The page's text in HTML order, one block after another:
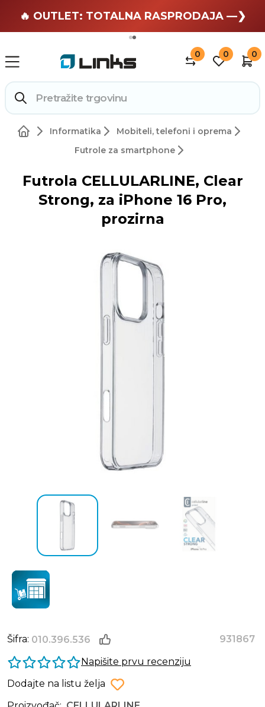
🏄 Zaslužuješ odmor —❯
🔥 OUTLET: TOTALNA RASPRODAJA —❯
0 0 0
Informatika
Mobiteli, telefoni i oprema
Futrole za smartphone
Futrola CELLULARLINE, Clear
Strong, za iPhone 16 Pro,
prozirna
Šifra: 010.396.536
931867
Napišite prvu recenziju
Dodajte na listu želja